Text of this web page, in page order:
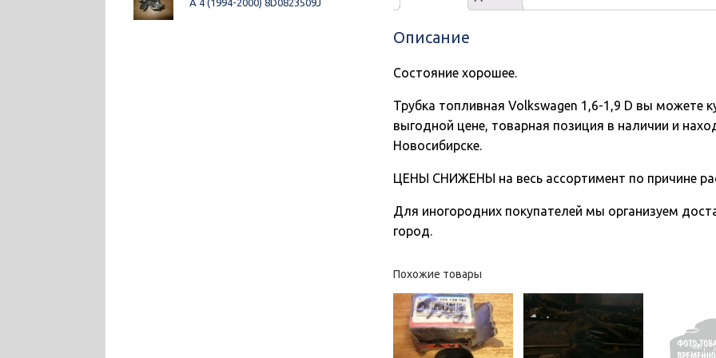
Описание
Состояние хорошее.
Трубка топливная Volkswagen 1,6-1,9 D вы можете
выгодной цене, товарная позиция в наличии и
Новосибирске.
ЦЕНЫ СНИЖЕНЫ на весь ассортимент по причине
Для иногородних покупателей мы организуем
город.
Похожие товары
A 4 (1994-2000) 8D0823509J